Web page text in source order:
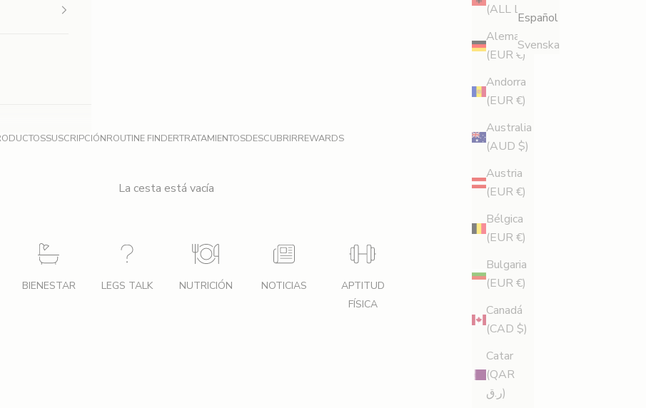
SUSCRIPCIÓNROUTINE FINDERTRATAMIENTOSDESCUBRIRREWARDS
(ALL L)
Alemania
(EUR €)
Andorra
(EUR €)
Australia
(AUD $)
Austria
(EUR €)
Bélgica
(EUR €)
Bulgaria
(EUR €)
Canadá
(CAD $)
Catar
(QAR
ر.ق)
Español
Svenska
La cesta está vacía
BIENESTAR LEGS TALK NUTRICIÓN NOTICIAS
APTITUD
FÍSICA